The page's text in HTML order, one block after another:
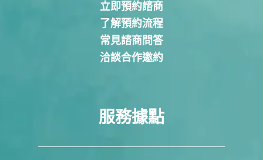
立即預約諮商
了解預約流程
常見諮商問答
洽談合作邀約
服務據點